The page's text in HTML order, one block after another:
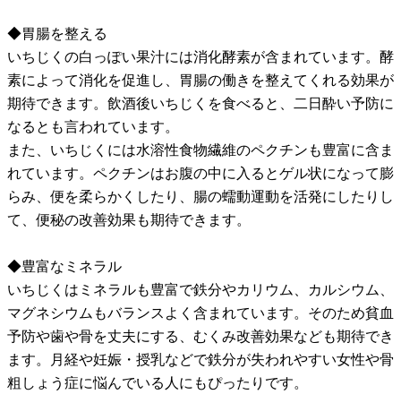
◆胃腸を整える
いちじくの白っぽい果汁には消化酵素が含まれています。酵
素によって消化を促進し、胃腸の働きを整えてくれる効果が
期待できます。飲酒後いちじくを食べると、二日酔い予防に
なるとも言われています。
また、いちじくには水溶性食物繊維のペクチンも豊富に含ま
れています。ペクチンはお腹の中に入るとゲル状になって膨
らみ、便を柔らかくしたり、腸の蠕動運動を活発にしたりし
て、便秘の改善効果も期待できます。
◆豊富なミネラル
いちじくはミネラルも豊富で鉄分やカリウム、カルシウム、
マグネシウムもバランスよく含まれています。そのため貧血
予防や歯や骨を丈夫にする、むくみ改善効果なども期待でき
ます。月経や妊娠・授乳などで鉄分が失われやすい女性や骨
粗しょう症に悩んでいる人にもぴったりです。